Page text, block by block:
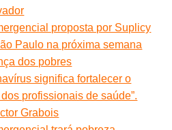
proposta por Suplicy
Paulo na próxima semana
dos pobres
significa fortalecer o
profissionais de saúde”.
Grabois